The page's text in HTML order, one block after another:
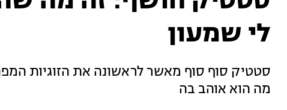
לי שמעון
סטטיק סוף סוף מאשר לראשונה את הזוגיות
מה הוא אוהב בה